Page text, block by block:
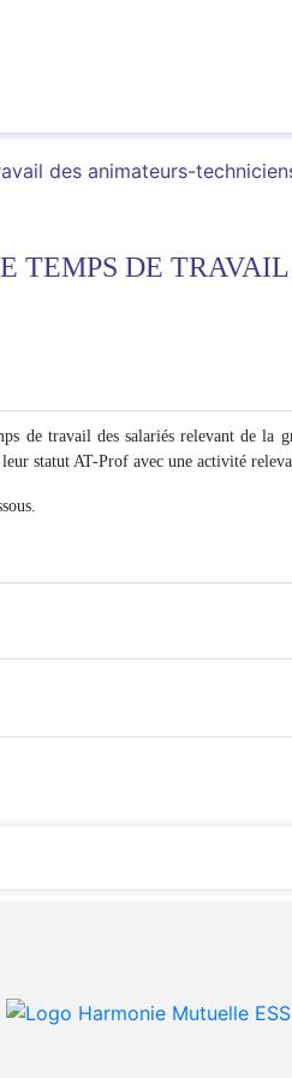
des animateurs-
TEMPS DE
de travail des salariés relevant de la
statut AT-Prof avec une activité